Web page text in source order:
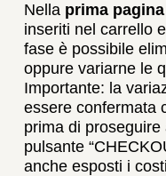
Nella prima pagina
inseriti nel carrello
fase è possibile
oppure variarne le
Importante: la
essere confermata
prima di proseguire
pulsante
anche esposti i